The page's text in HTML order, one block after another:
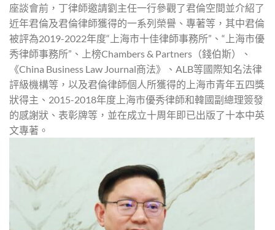
座談會前，丁律師邀請劉主任一行參觀了君倫空間並介紹了
近年君倫及君倫律師獲得的一系列榮譽、專著等，其中君倫
被評為2019-2022年度“上海市十佳律師事務所”、“上海市優
秀律師事務所”、上榜Chambers & Partners（錢伯斯）、
《China Business Law Journal商法》、ALB等國際知名法律
評級機構等，以及君倫律師個人所獲得的上海市青年五四獎
狀得主、2015-2018年度上海市優秀律師和韓國副總理簽發
的感謝狀、表彰牌等，並在成立十周年即已出版了十本中英
文專著。